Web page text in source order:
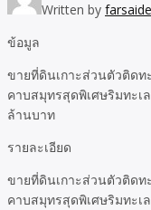
Written by
ข้อมูล
ขายที่ดินเกาะส่วนตัวติดท
คาบสมุทรสุดพิเศษริมทะเ
ล้านบาท
รายละเอียด
ขายที่ดินเกาะส่วนตัวติดท
คาบสมุทรสุดพิเศษริมทะเ